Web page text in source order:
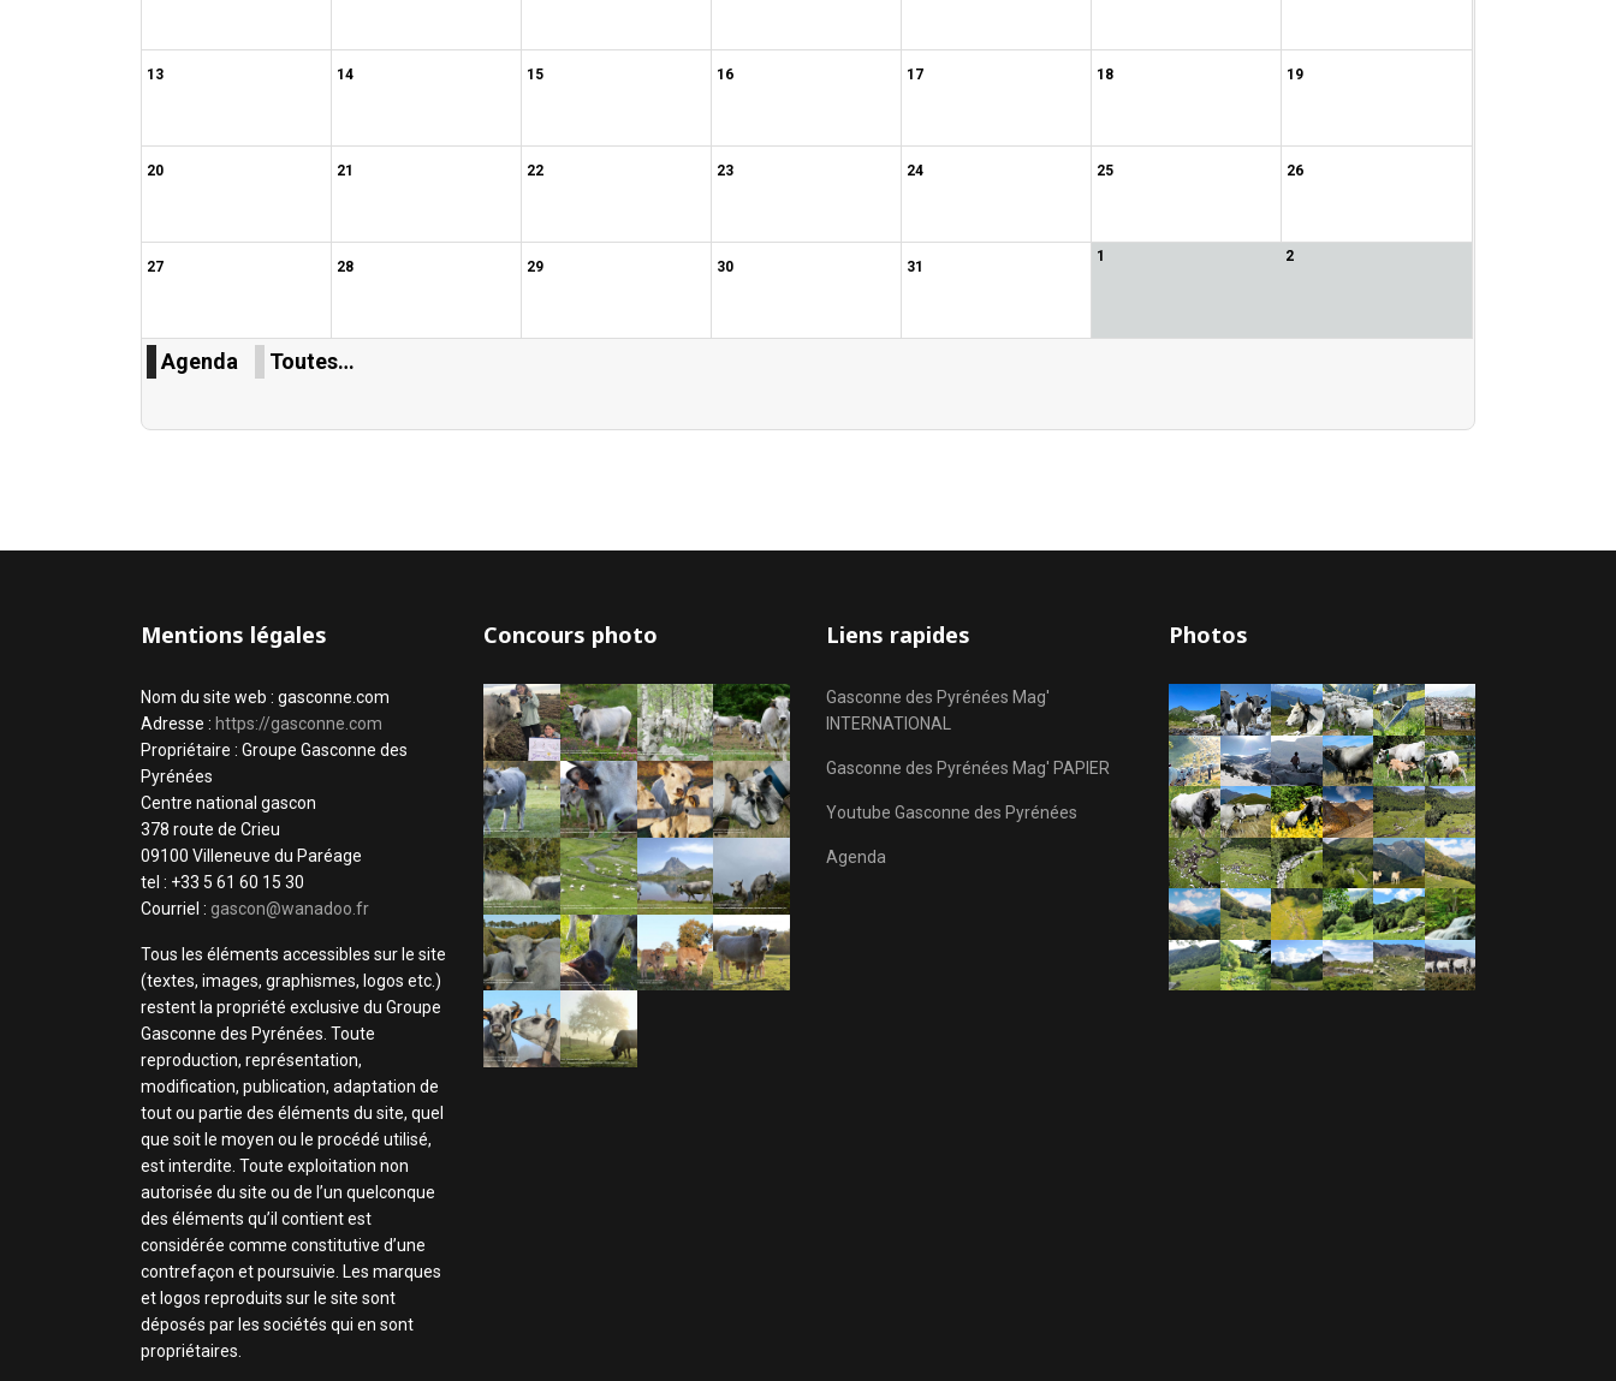
13 14 15 16 17 18 19
20 21 22 23 24 25 26
27 28 29 30 31
1 2
Agenda Toutes…
Mentions légales
Nom du site web : gasconne.com
Adresse : https://gasconne.com
Propriétaire : Groupe Gasconne des
Pyrénées
Centre national gascon
378 route de Crieu
09100 Villeneuve du Paréage
tel : +33 5 61 60 15 30
Courriel : gascon@wanadoo.fr
Tous les éléments accessibles sur le site
(textes, images, graphismes, logos etc.)
restent la propriété exclusive du Groupe
Gasconne des Pyrénées. Toute
reproduction, représentation,
modification, publication, adaptation de
tout ou partie des éléments du site, quel
que soit le moyen ou le procédé utilisé,
est interdite. Toute exploitation non
autorisée du site ou de l’un quelconque
des éléments qu’il contient est
considérée comme constitutive d’une
contrefaçon et poursuivie. Les marques
et logos reproduits sur le site sont
déposés par les sociétés qui en sont
propriétaires.
Concours photo Liens rapides
Gasconne des Pyrénées Mag'
INTERNATIONAL
Gasconne des Pyrénées Mag' PAPIER
Youtube Gasconne des Pyrénées
Agenda
Photos